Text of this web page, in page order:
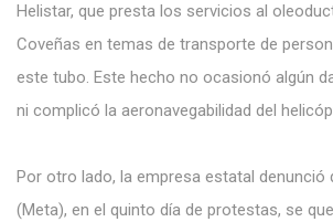
Helistar, que presta los servicios al
Coveñas en temas de transporte de
este tubo. Este hecho no ocasionó algún
ni complicó la aeronavegabilidad del
Por otro lado, la empresa estatal denunció
(Meta), en el quinto día de protestas, se